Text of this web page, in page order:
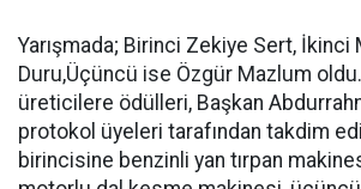
Yarışmada; Birinci Zekiye Sert, İkinci
Duru,Üçüncü ise Özgür Mazlum
üreticilere ödülleri, Başkan
protokol üyeleri tarafından takdim
birincisine benzinli yan tırpan